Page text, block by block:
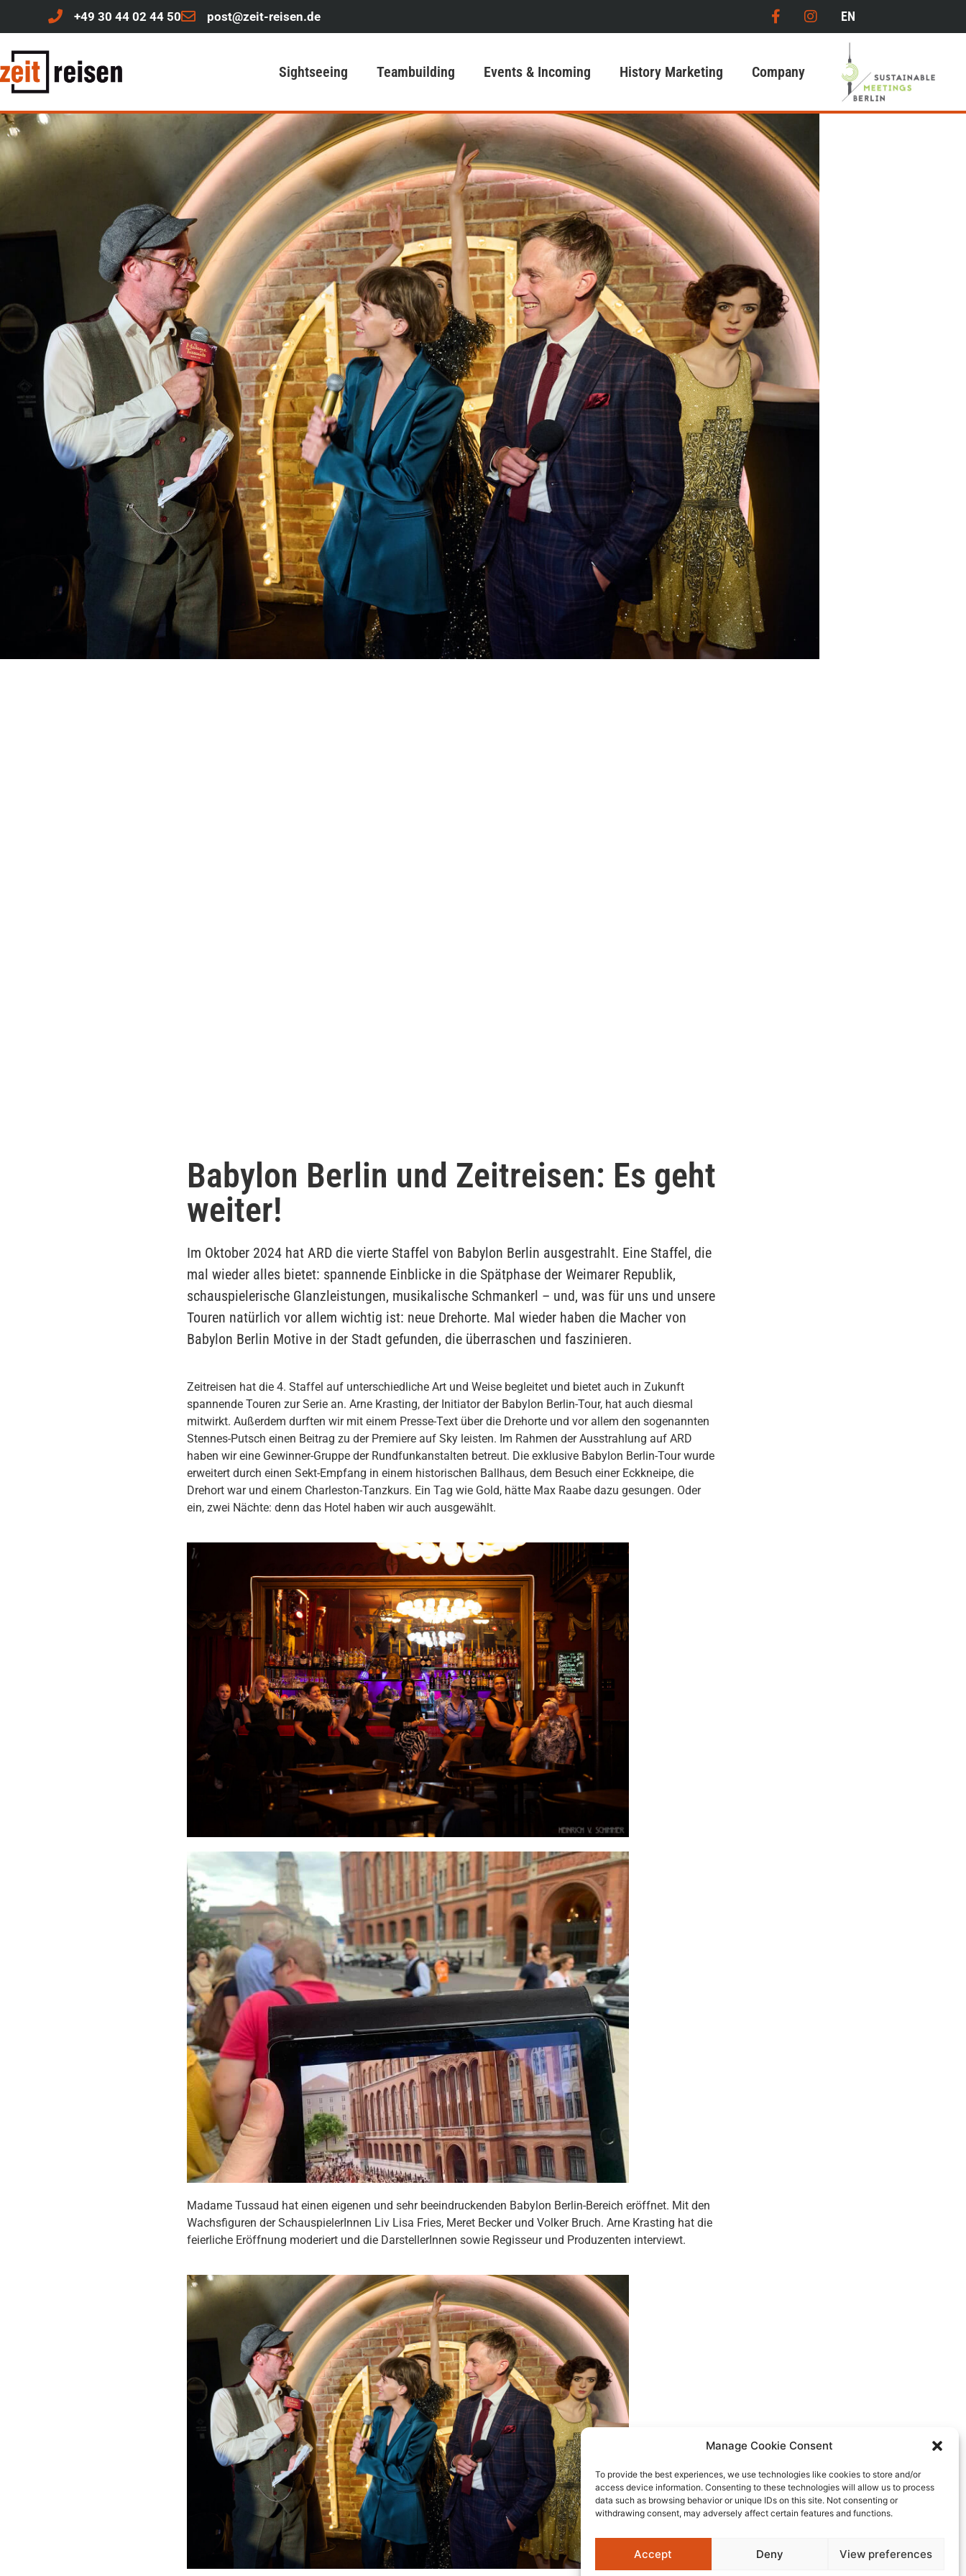
Manage Cookie Consent
To provide the best experiences, we use technologies like cookies to store and/or
access device information. Consenting to these technologies will allow us to process
data such as browsing behavior or unique IDs on this site. Not consenting or
withdrawing consent, may adversely affect certain features and functions.
Accept Deny View preferences
+49 30 44 02 44 50 post@zeit-reisen.de EN
Sightseeing Teambuilding Events & Incoming History Marketing Company
Babylon Berlin und Zeitreisen: Es geht
weiter!
Im Oktober 2024 hat ARD die vierte Staffel von Babylon Berlin ausgestrahlt. Eine Staffel, die
mal wieder alles bietet: spannende Einblicke in die Spätphase der Weimarer Republik,
schauspielerische Glanzleistungen, musikalische Schmankerl – und, was für uns und unsere
Touren natürlich vor allem wichtig ist: neue Drehorte. Mal wieder haben die Macher von
Babylon Berlin Motive in der Stadt gefunden, die überraschen und faszinieren.
Zeitreisen hat die 4. Staffel auf unterschiedliche Art und Weise begleitet und bietet auch in Zukunft
spannende Touren zur Serie an. Arne Krasting, der Initiator der Babylon Berlin-Tour, hat auch diesmal
mitwirkt. Außerdem durften wir mit einem Presse-Text über die Drehorte und vor allem den sogenannten
Stennes-Putsch einen Beitrag zu der Premiere auf Sky leisten. Im Rahmen der Ausstrahlung auf ARD
haben wir eine Gewinner-Gruppe der Rundfunkanstalten betreut. Die exklusive Babylon Berlin-Tour wurde
erweitert durch einen Sekt-Empfang in einem historischen Ballhaus, dem Besuch einer Eckkneipe, die
Drehort war und einem Charleston-Tanzkurs. Ein Tag wie Gold, hätte Max Raabe dazu gesungen. Oder
ein, zwei Nächte: denn das Hotel haben wir auch ausgewählt.
Madame Tussaud hat einen eigenen und sehr beeindruckenden Babylon Berlin-Bereich eröffnet. Mit den
Wachsfiguren der SchauspielerInnen Liv Lisa Fries, Meret Becker und Volker Bruch. Arne Krasting hat die
feierliche Eröffnung moderiert und die DarstellerInnen sowie Regisseur und Produzenten interviewt.